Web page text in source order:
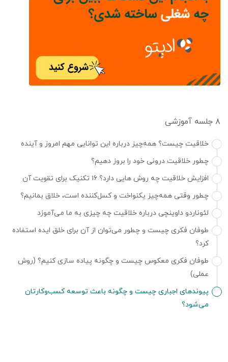
۸ جلسه آموزشی
خلاقیت چیست؟ همه‌چیز درباره این توانایی مهم امروز و آینده
چطور خلاقیت درونی خود را بروز دهیم؟
افزایش خلاقیت چه روش هایی دارد؟ ۱۶ تکنیک برای تقویت آن
چطور وقتی همه‌چیز یکنواخت و کسل‌کننده است، خلاق بمانیم؟
لئوناردو داوینچی درباره خلاقیت چه چیزی به ما می‌آموزد
طوفان فکری چیست و چطور می‌توان از آن برای خلق ایده استفاده
کرد؟
طوفان فکری معکوس چیست و چگونه پیاده سازی کنیم؟ (روش
عملی)
پیوندهای اجباری چیست و چگونه باعث توسعه کسب‌وکارتان
می‌شود؟